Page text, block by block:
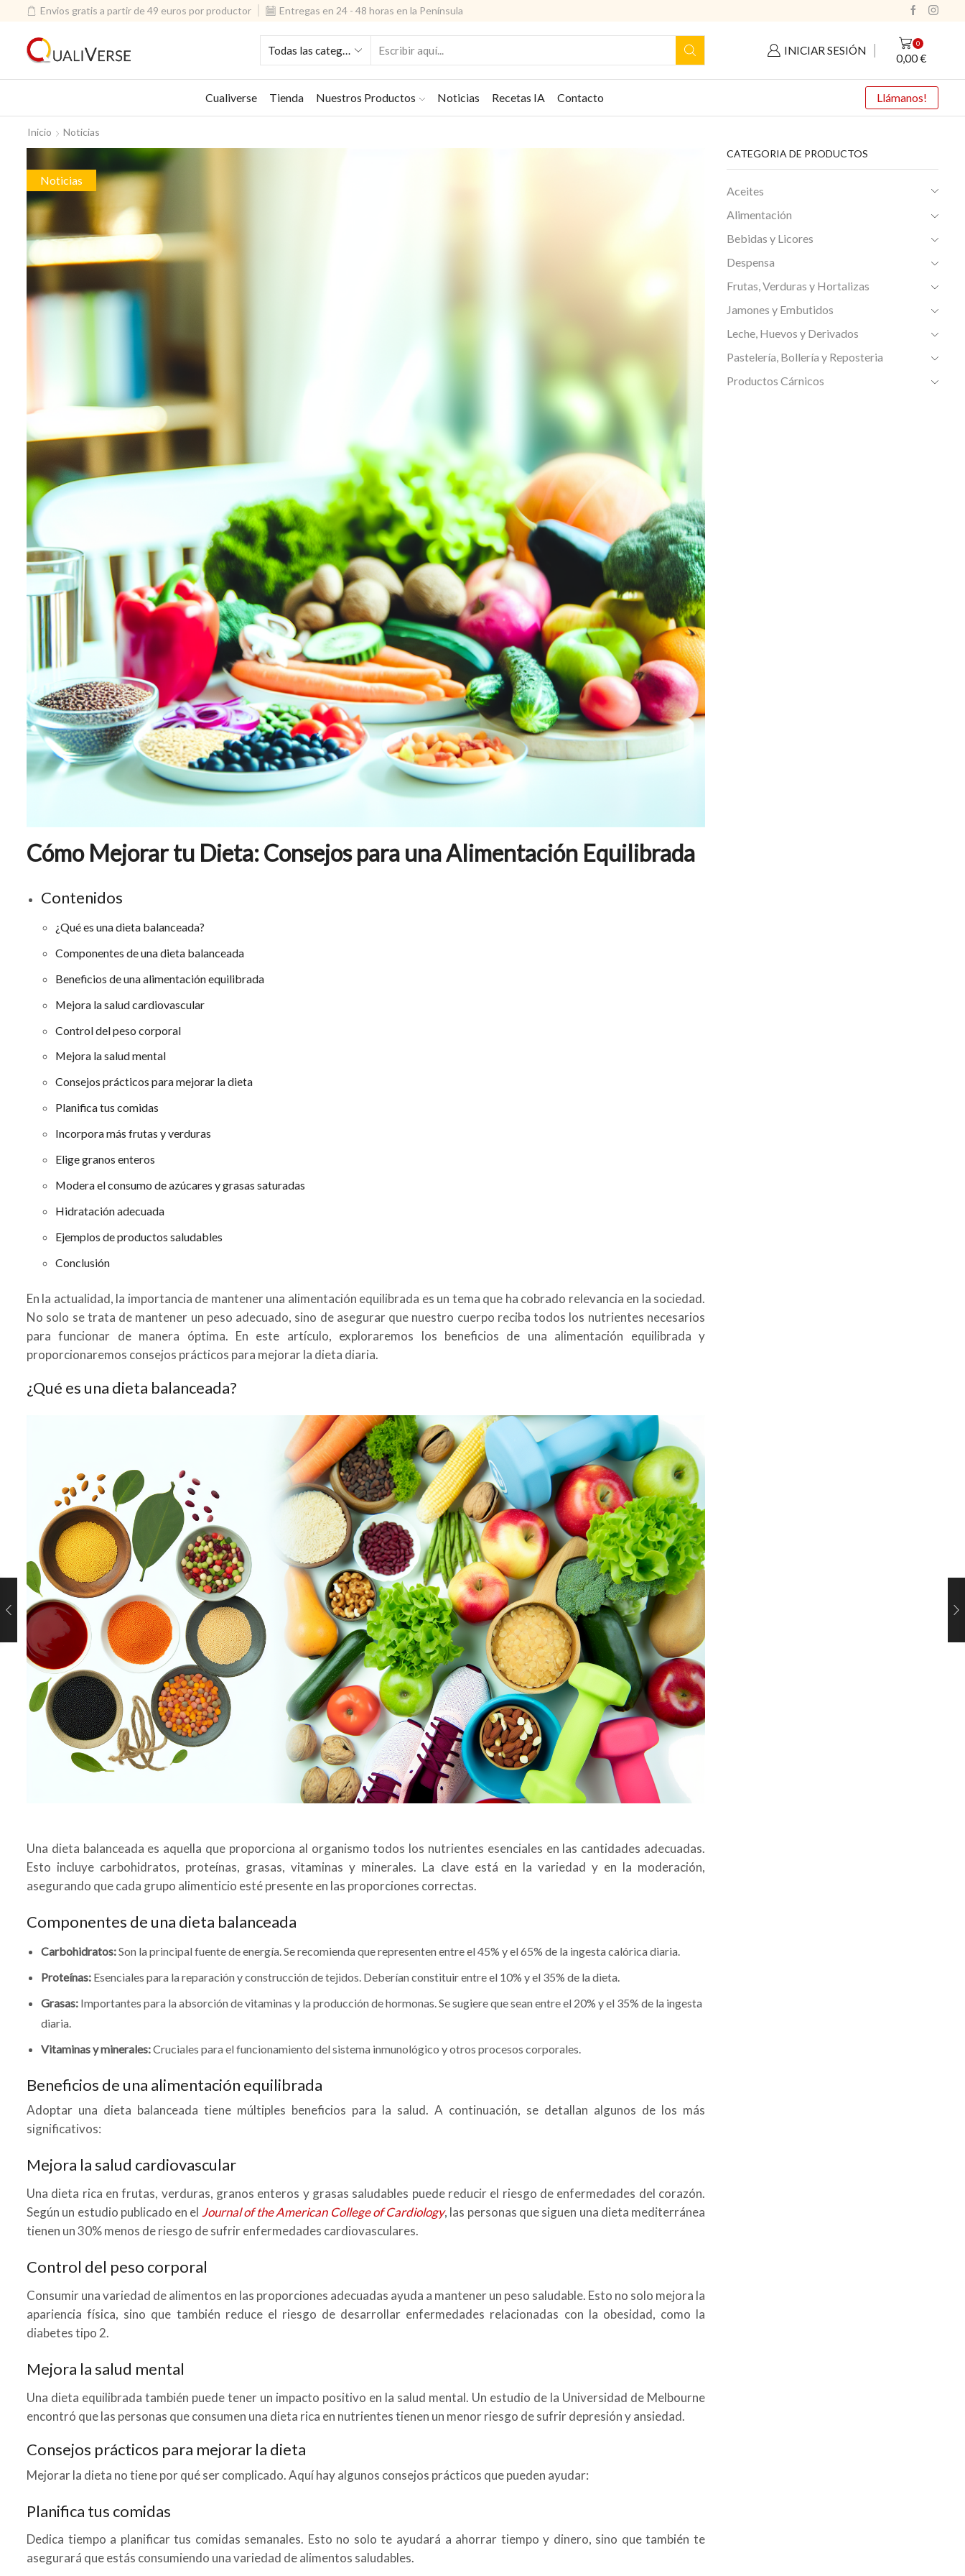
Envios gratis a partir de 49 euros por productor Entregas en 24 - 48 horas en la Península
INICIAR SESIÓN
0
0,00€
Cualiverse Tienda Nuestros Productos Noticias Recetas IA Contacto Llámanos!
Inicio Noticias
Noticias
Cómo Mejorar tu Dieta: Consejos para una Alimentación Equilibrada
Contenidos
¿Qué es una dieta balanceada?
Componentes de una dieta balanceada
Beneficios de una alimentación equilibrada
Mejora la salud cardiovascular
Control del peso corporal
Mejora la salud mental
Consejos prácticos para mejorar la dieta
Planifica tus comidas
Incorpora más frutas y verduras
Elige granos enteros
Modera el consumo de azúcares y grasas saturadas
Hidratación adecuada
Ejemplos de productos saludables
Conclusión
En la actualidad, la importancia de mantener una alimentación equilibrada es un tema que ha cobrado relevancia en la sociedad.
No solo se trata de mantener un peso adecuado, sino de asegurar que nuestro cuerpo reciba todos los nutrientes necesarios
para funcionar de manera óptima. En este artículo, exploraremos los beneficios de una alimentación equilibrada y
proporcionaremos consejos prácticos para mejorar la dieta diaria.
¿Qué es una dieta balanceada?
Una dieta balanceada es aquella que proporciona al organismo todos los nutrientes esenciales en las cantidades adecuadas.
Esto incluye carbohidratos, proteínas, grasas, vitaminas y minerales. La clave está en la variedad y en la moderación,
asegurando que cada grupo alimenticio esté presente en las proporciones correctas.
Componentes de una dieta balanceada
Carbohidratos:Son la principal fuente de energía. Se recomienda que representen entre el 45% y el 65% de la ingesta calórica diaria.
Proteínas: Esenciales para la reparación y construcción de tejidos. Deberían constituir entre el 10% y el 35% de la dieta.
Grasas: Importantes para la absorción de vitaminas y la producción de hormonas. Se sugiere que sean entre el 20% y el 35% de la ingesta
diaria.
Vitaminas y minerales:Cruciales para el funcionamiento del sistema inmunológico y otros procesos corporales.
Beneficios de una alimentación equilibrada
Adoptar una dieta balanceada tiene múltiples beneficios para la salud. A continuación, se detallan algunos de los más
significativos:
Mejora la salud cardiovascular
Una dieta rica en frutas, verduras, granos enteros y grasas saludables puede reducir el riesgo de enfermedades del corazón.
Según un estudio publicado en el Journal of the American College of Cardiology, las personas que siguen una dieta mediterránea
tienen un 30% menos de riesgo de sufrir enfermedades cardiovasculares.
Control del peso corporal
Consumir una variedad de alimentos en las proporciones adecuadas ayuda a mantener un peso saludable. Esto no solo mejora la
apariencia física, sino que también reduce el riesgo de desarrollar enfermedades relacionadas con la obesidad, como la
diabetes tipo 2.
Mejora la salud mental
Una dieta equilibrada también puede tener un impacto positivo en la salud mental. Un estudio de la Universidad de Melbourne
encontró que las personas que consumen una dieta rica en nutrientes tienen un menor riesgo de sufrir depresión y ansiedad.
Consejos prácticos para mejorar la dieta
Mejorar la dieta no tiene por qué ser complicado. Aquí hay algunos consejos prácticos que pueden ayudar:
Planifica tus comidas
Dedica tiempo a planificar tus comidas semanales. Esto no solo te ayudará a ahorrar tiempo y dinero, sino que también te
asegurará que estás consumiendo una variedad de alimentos saludables.
CATEGORIA DE PRODUCTOS
Aceites
Alimentación
Bebidas y Licores
Despensa
Frutas, Verduras y Hortalizas
Jamones y Embutidos
Leche, Huevos y Derivados
Pastelería, Bollería y Reposteria
Productos Cárnicos